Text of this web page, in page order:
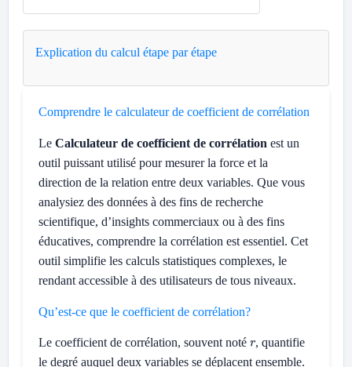
Explication du calcul étape par étape
Comprendre le calculateur de coefficient de corrélation
Le Calculateur de coefficient de corrélation est un
outil puissant utilisé pour mesurer la force et la
direction de la relation entre deux variables. Que vous
analysiez des données à des fins de recherche
scientifique, d’insights commerciaux ou à des fins
éducatives, comprendre la corrélation est essentiel. Cet
outil simplifie les calculs statistiques complexes, le
rendant accessible à des utilisateurs de tous niveaux.
Qu’est-ce que le coefficient de corrélation?
Le coefficient de corrélation, souvent noté
, quantifie
le degré auquel deux variables se déplacent ensemble.